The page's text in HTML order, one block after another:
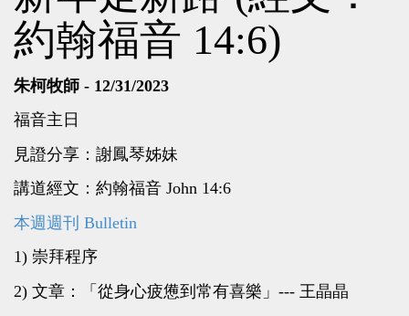
約翰福音 14:6)
朱柯牧師 - 12/31/2023
福音主日
見證分享：謝鳳琴姊妹
講道經文：約翰福音 John 14:6
本週週刊 Bulletin
1) 崇拜程序
2) 文章：「從身心疲憊到常有喜樂」--- 王晶晶